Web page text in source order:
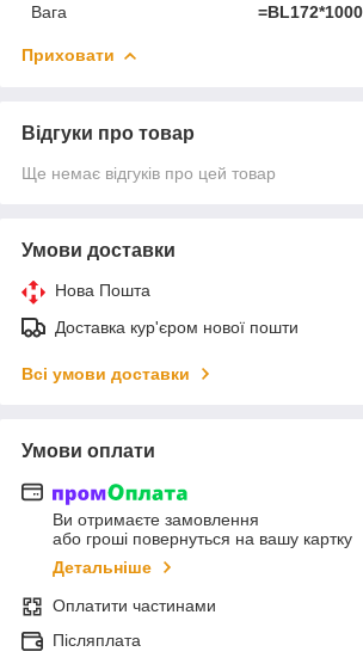
Вага
=BL172*1000
Приховати
Відгуки про товар
Ще немає відгуків про цей товар
Умови доставки
Нова Пошта
Доставка кур'єром нової пошти
Всі умови доставки
Умови оплати
Ви отримаєте замовлення
або гроші повернуться на вашу картку
Детальніше
Оплатити частинами
Післяплата